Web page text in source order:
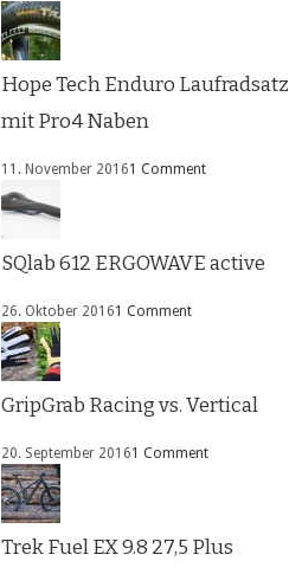
Hope Tech Enduro Laufradsatz
mit Pro4 Naben
11. November 20161 Comment
SQlab 612 ERGOWAVE active
26. Oktober 20161 Comment
GripGrab Racing vs. Vertical
20. September 20161 Comment
Trek Fuel EX 9.8 27,5 Plus